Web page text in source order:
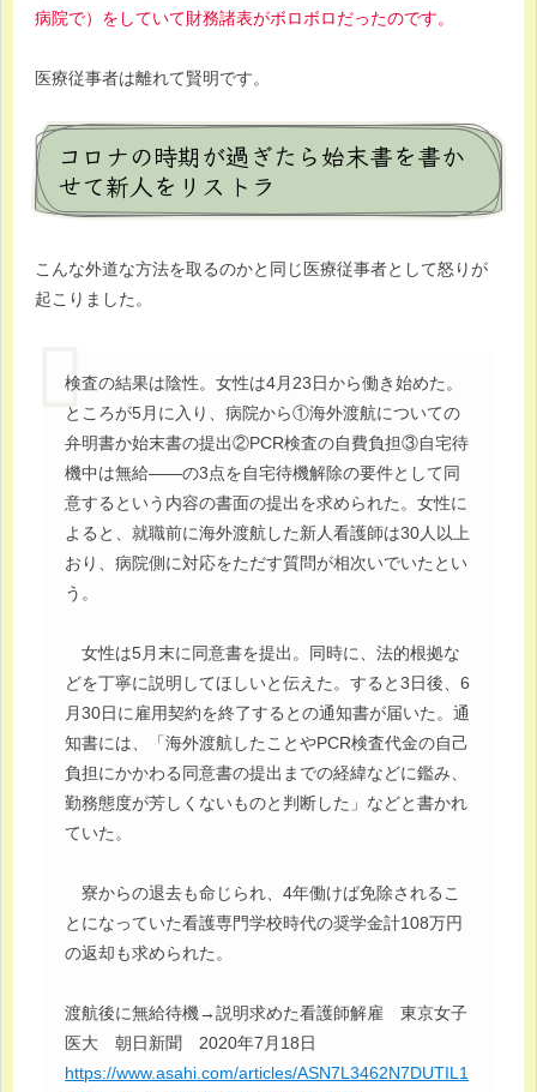
病院で）をしていて財務諸表がボロボロだったのです。
医療従事者は離れて賢明です。
コロナの時期が過ぎたら始末書を書か
せて新人をリストラ
こんな外道な方法を取るのかと同じ医療従事者として怒りが
起こりました。
検査の結果は陰性。女性は4月23日から働き始めた。
ところが5月に入り、病院から①海外渡航についての
弁明書か始末書の提出②PCR検査の自費負担③自宅待
機中は無給――の3点を自宅待機解除の要件として同
意するという内容の書面の提出を求められた。女性に
よると、就職前に海外渡航した新人看護師は30人以上
おり、病院側に対応をただす質問が相次いでいたとい
う。
女性は5月末に同意書を提出。同時に、法的根拠な
どを丁寧に説明してほしいと伝えた。すると3日後、6
月30日に雇用契約を終了するとの通知書が届いた。通
知書には、「海外渡航したことやPCR検査代金の自己
負担にかかわる同意書の提出までの経緯などに鑑み、
勤務態度が芳しくないものと判断した」などと書かれ
ていた。
寮からの退去も命じられ、4年働けば免除されるこ
とになっていた看護専門学校時代の奨学金計108万円
の返却も求められた。
渡航後に無給待機→説明求めた看護師解雇 東京女子
医大 朝日新聞 2020年7月18日
https://www.asahi.com/articles/ASN7L3462N7DUTIL1